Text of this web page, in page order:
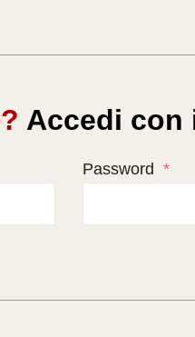
Accedi con
Password *